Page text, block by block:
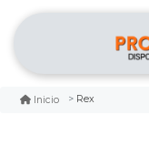
Inicio Rex